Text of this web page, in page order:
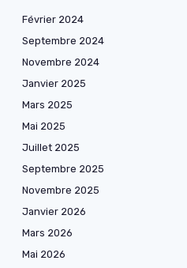
Février 2024
Septembre 2024
Novembre 2024
Janvier 2025
Mars 2025
Mai 2025
Juillet 2025
Septembre 2025
Novembre 2025
Janvier 2026
Mars 2026
Mai 2026